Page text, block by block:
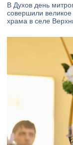
В Духов день
совершили
храма в селе